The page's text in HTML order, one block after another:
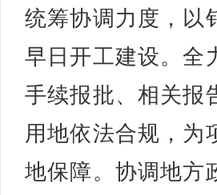
统筹协调力度，以
早日开工建设。全
手续报批、相关报
用地依法合规，为
地保障。协调地方